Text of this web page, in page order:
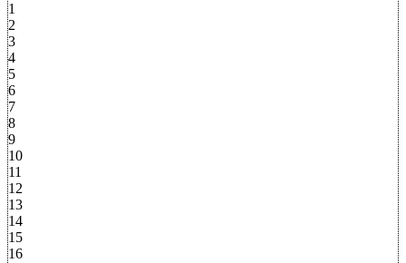
1
2
3
4
5
6
7
8
9
10
11
12
13
14
15
16